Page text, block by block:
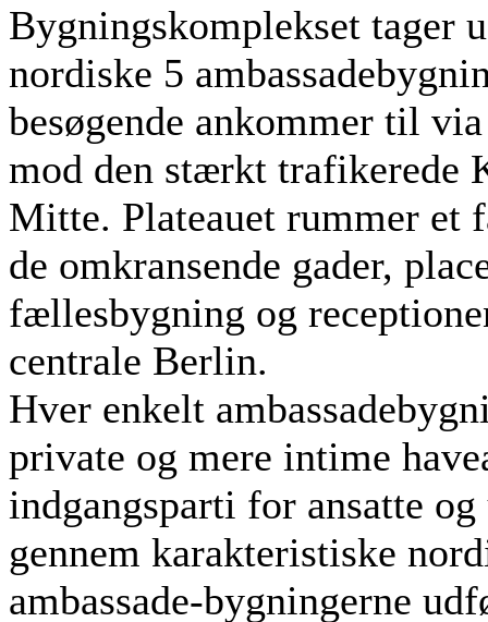
Bygningskomplekset tager
nordiske 5
besøgende ankommer til
mod den stærkt trafikerede
Mitte. Plateauet rummer
de omkransende gader,
fællesbygning og
centrale Berlin.
Hver enkelt
private og mere intime
indgangsparti for ansatte
gennem karakteristiske
ambassade-bygningerne